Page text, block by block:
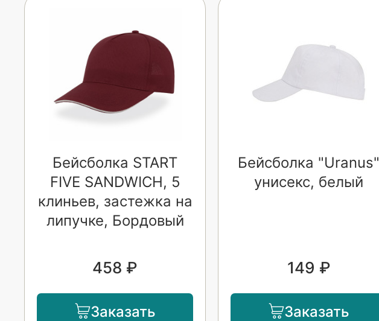
Бейсболка START
FIVE SANDWICH, 5
клиньев, застежка на
липучке, Бордовый
458 ₽
Заказать
Бейсболка "Uranus"
унисекс, белый
149 ₽
Заказать